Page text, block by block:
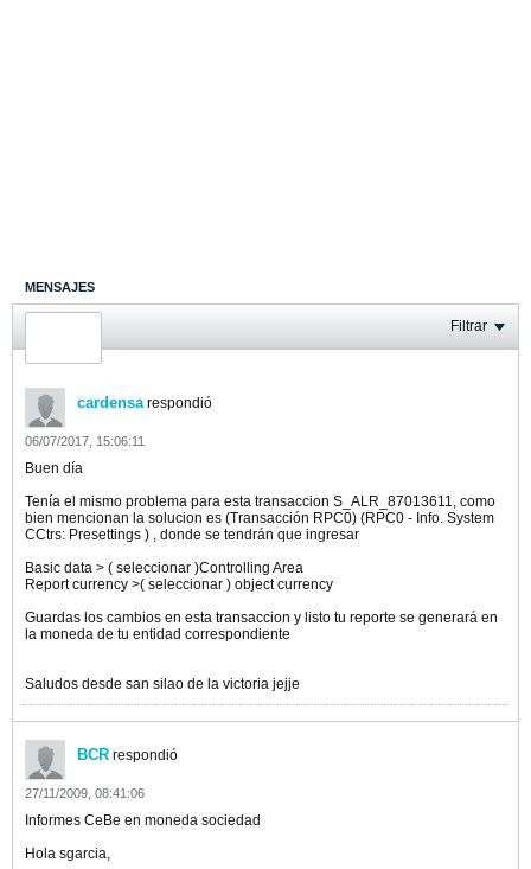
MENSAJES
ÚLTIMA ACTIVIDAD Filtrar
cardensarespondió
06/07/2017, 15:06:11
Buen día
Tenía el mismo problema para esta transaccion S_ALR_87013611, como
bien mencionan la solucion es (Transacción RPC0) (RPC0 - Info. System
CCtrs: Presettings ) , donde se tendrán que ingresar
Basic data > ( seleccionar )Controlling Area
Report currency >( seleccionar ) object currency
Guardas los cambios en esta transaccion y listo tu reporte se generará en
la moneda de tu entidad correspondiente
Saludos desde san silao de la victoria jejje
BCR respondió
27/11/2009, 08:41:06
Informes CeBe en moneda sociedad
Hola sgarcia,